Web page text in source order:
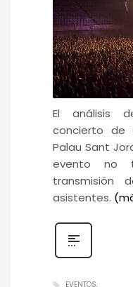
El análisis
concierto de
Palau Sant
evento no
transmisión
asistentes.
EVENTOS